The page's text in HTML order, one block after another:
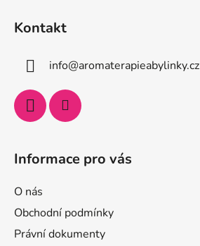
Kontakt
info@aromaterapieabylinky.cz
Informace pro vás
O nás
Obchodní podmínky
Právní dokumenty